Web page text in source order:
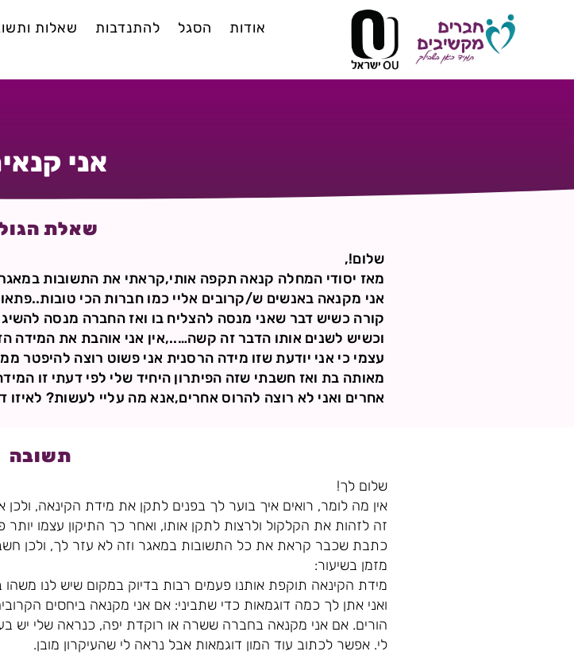
אודות הסגל להתנדבות שאלות
אני
שאלת
שלום!,
מאז יסודי המחלה קנאה תקפה אותי,קראתי את התשובות
אני מקנאה באנשים ש/קרובים אליי כמו חברות הכי
קורה כשיש דבר שאני מנסה להצליח בו ואז החברה מנסה
וכשיש לשנים אותו הדבר זה קשה…..,אין אני אוהבת את המידה
עצמי כי אני יודעת שזו מידה הרסנית אני פשוט רוצה להיפטר
מאותה בת ואז חשבתי שזה הפיתרון היחיד שלי לפי דעתי זו
אחרים ואני לא רוצה להרוס אחרים,אנא מה עליי לעשות?
תשובה
שלום לך!
אין מה לומר, רואים איך בוער לך בפנים לתקן את מידת הקינאה,
זה לזהות את הקלקול ולרצות לתקן אותו, ואחר כך התיקון עצמו
כתבת שכבר קראת את כל התשובות במאגר וזה לא עזר לך, ולכן
מזמן בשיעור:
מידת הקינאה תוקפת אותנו פעמים רבות בדיוק במקום שיש לנו
ואני אתן לך כמה דוגמאות כדי שתביני: אם אני מקנאה ביחסים
הורים. אם אני מקנאה בחברה ששרה או רוקדת יפה, כנראה שלי יש
לי. אפשר לכתוב עוד המון דוגמאות אבל נראה לי שהעיקרון מובן.